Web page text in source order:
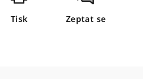
Tisk Zeptat se